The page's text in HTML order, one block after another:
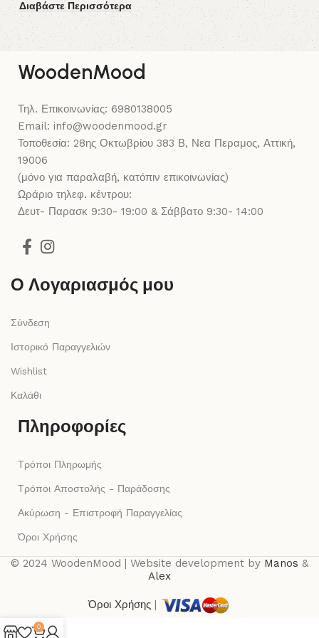
Διαβάστε Περισσότερα
WoodenMood
Τηλ. Επικοινωνίας: 6980138005
Email: info@woodenmood.gr
Τοποθεσία: 28ης Οκτωβρίου 383 Β, Νεα Περαμος, Αττική,
19006
(μόνο για παραλαβή, κατόπιν επικοινωνίας)
Ωράριο τηλεφ. κέντρου:
Δευτ- Παρασκ 9:30- 19:00 & Σάββατο 9:30- 14:00
Ο Λογαριασμός μου
Σύνδεση
Ιστορικό Παραγγελιών
Wishlist
Καλάθι
Πληροφορίες
Τρόποι Πληρωμής
Τρόποι Αποστολής - Παράδοσης
Ακύρωση - Επιστροφή Παραγγελίας
Όροι Χρήσης
© 2024 WoodenMood | Website development by Manos &
Alex
Όροι Χρήσης|
0